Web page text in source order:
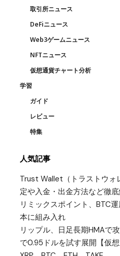
取引所ニュース
DeFiニュース
Web3ゲームニュース
NFTニュース
仮想通貨チャート分析
学習
ガイド
レビュー
特集
人気記事
Trust Wallet（トラストウォ
定や入金・出金方法など徹
リミックスポイント、BTC
本に組み入れ
リップル、日足長期HMAで
で0.95ドルを試す展開【仮想